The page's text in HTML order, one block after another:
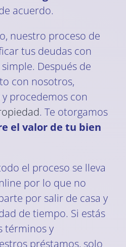
acuerdo.
nuestro proceso de
tus deudas con
Después de
con nosotros,
procedemos con
. Te otorgamos
el valor de tu bien
el proceso se lleva
por lo que no
por salir de casa y
de tiempo. Si estás
términos y
préstamos, solo